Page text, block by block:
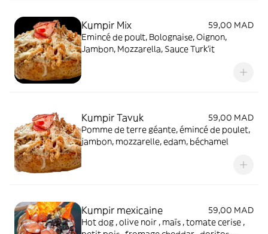
Kumpir Mix
59,00 MAD
Emincé de poult, Bolognaise, Oignon,
Jambon, Mozzarella, Sauce Turk'it
Kumpir Tavuk
59,00 MAD
Pomme de terre géante, émincé de poulet,
jambon, mozzarelle, edam, béchamel
Kumpir mexicaine
59,00 MAD
Hot dog , olive noir , maïs , tomate cerise ,